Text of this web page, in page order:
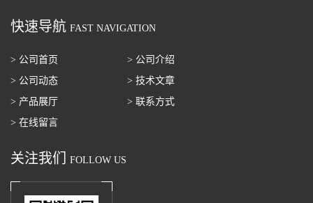
快速导航 FAST NAVIGATION
> 公司首页
> 公司介绍
> 公司动态
> 技术文章
> 产品展厅
> 联系方式
> 在线留言
关注我们 FOLLOW US